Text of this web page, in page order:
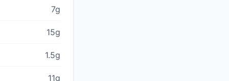
7g
15g
1.5g
11g